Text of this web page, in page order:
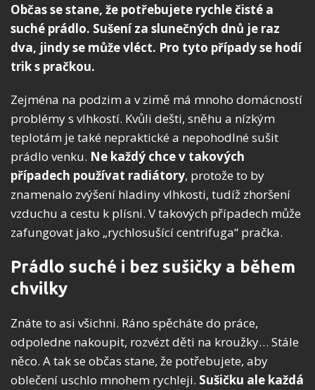
Občas se stane, že potřebujete rychle čisté a
suché prádlo. Sušení za slunečných dnů je raz
dva, jindy se může vléct. Pro tyto případy se hodí
trik s pračkou.
Zejména na podzim a v zimě má mnoho domácností
problémy s vlhkostí. Kvůli dešti, sněhu a nízkým
teplotám je také nepraktické a nepohodlné sušit
prádlo venku. Ne každý chce v takových
případech používat radiátory, protože to by
znamenalo zvýšení hladiny vlhkosti, tudíž zhoršení
vzduchu a cestu k plísni. V takových případech může
zafungovat jako „rychlosušící centrifuga“ pračka.
Prádlo suché i bez sušičky a během
chvilky
Znáte to asi všichni. Ráno spěcháte do práce,
odpoledne nakoupit, rozvézt děti na kroužky… Stále
něco. A tak se občas stane, že potřebujete, aby
oblečení uschlo mnohem rychleji. Sušičku ale každá